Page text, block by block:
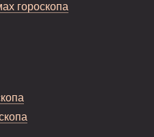
гороскопа